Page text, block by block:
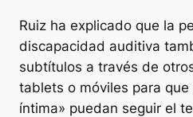
Ruiz ha explicado que la
discapacidad auditiva
subtítulos a través de
tablets o móviles para
íntima» puedan seguir el